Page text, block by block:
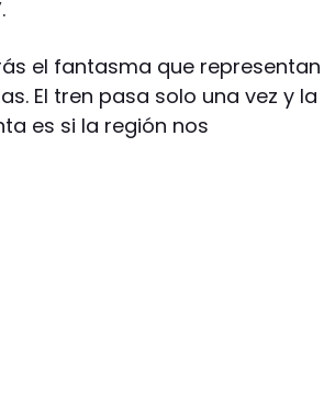
el fantasma que representan
El tren pasa solo una vez y la
es si la región nos